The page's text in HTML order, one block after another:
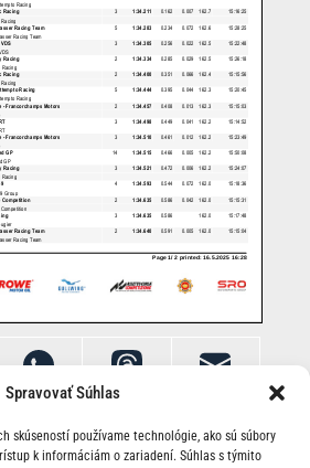
Spravovať Súhlas
skúseností používame technológie, ako sú súbory
k informáciám o zariadení. Súhlas s týmito